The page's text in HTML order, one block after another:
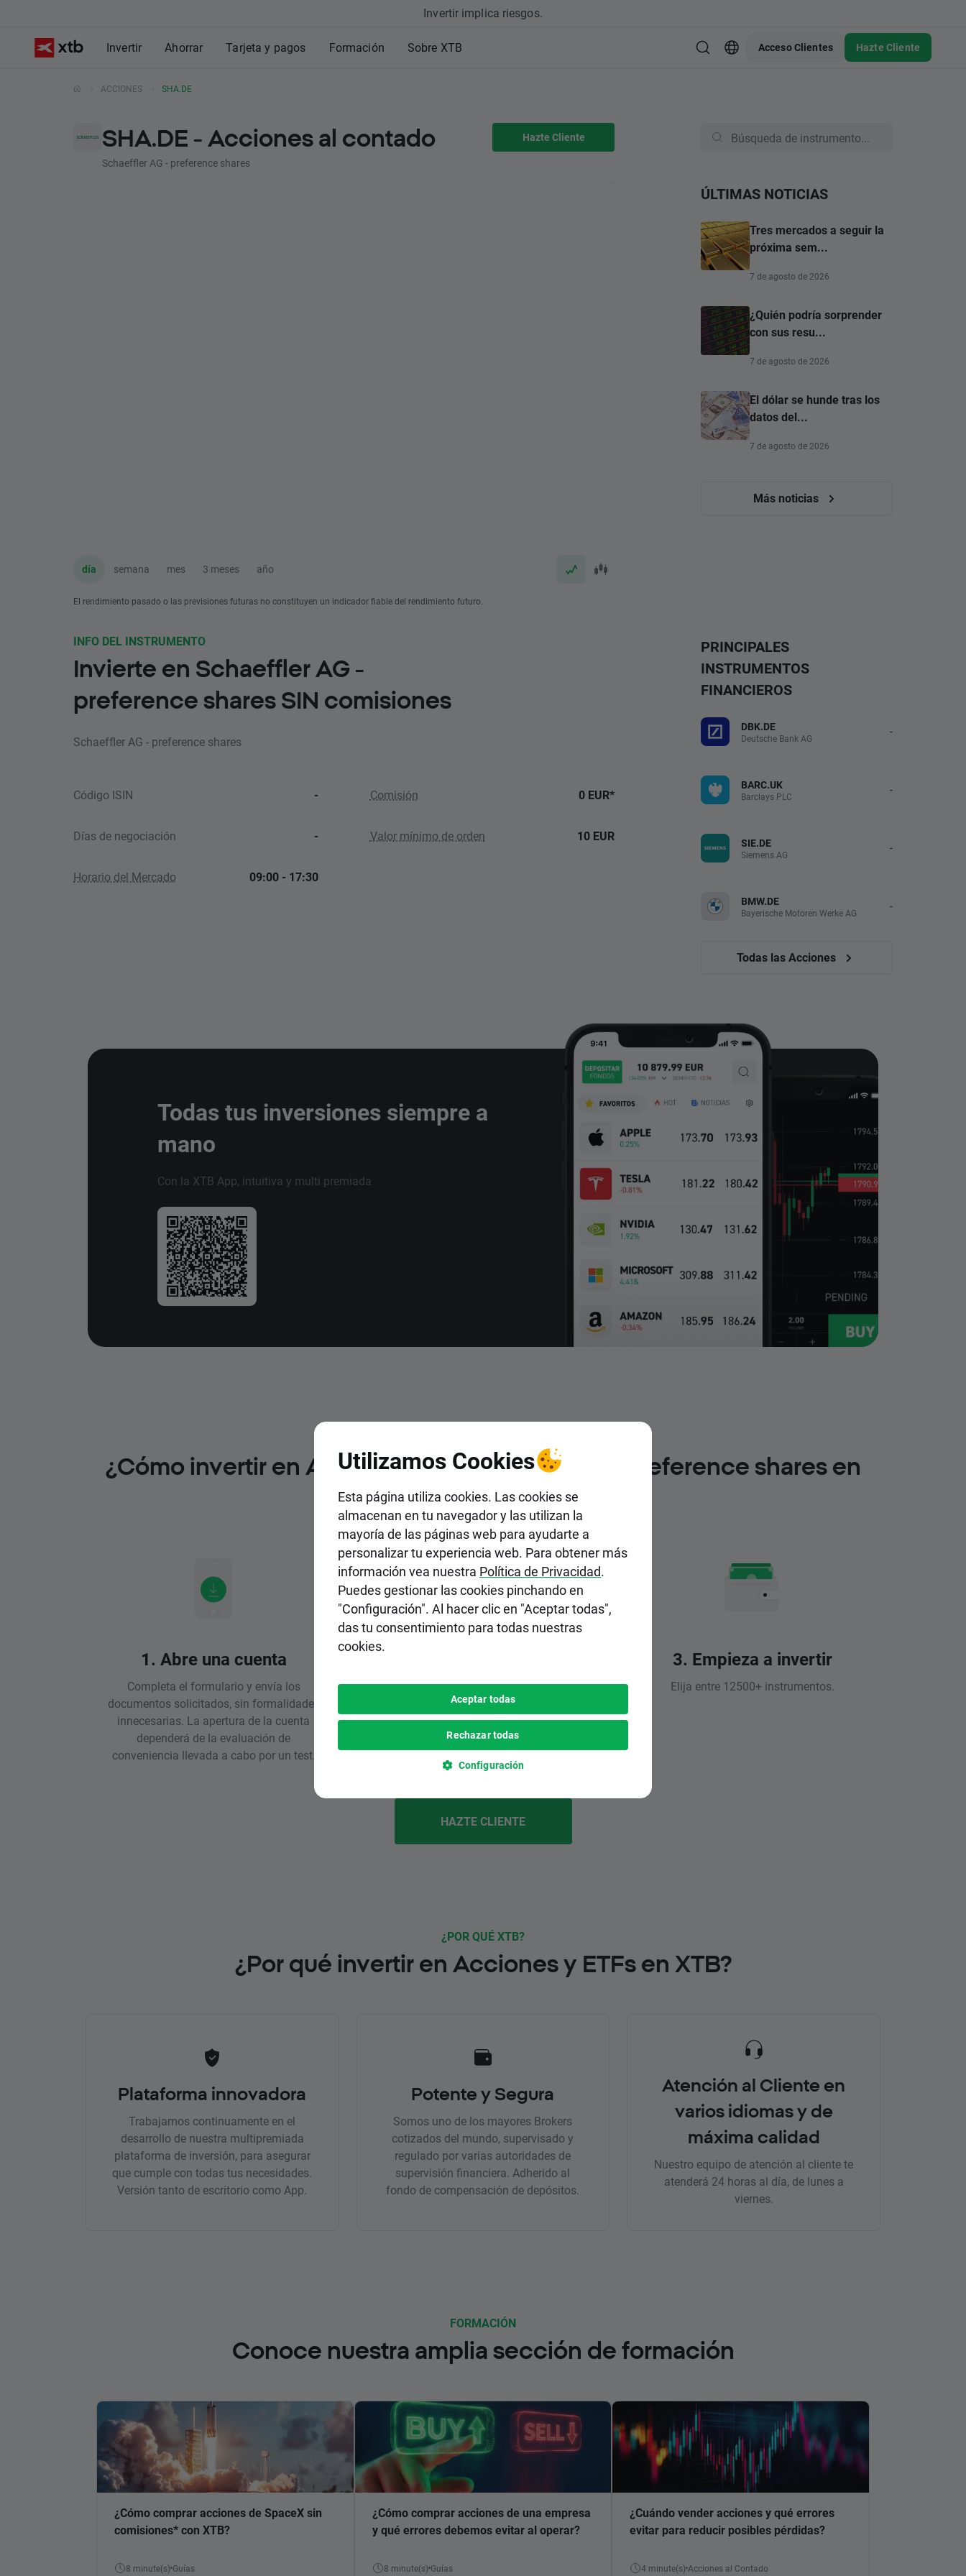
Invertir implica riesgos.
Invertir Ahorrar Tarjeta y pagos Formación Sobre XTB Acceso Clientes Hazte Cliente
ACCIONES SHA.DE
SHA.DE - Acciones al contado
Schaeffler AG - preference shares
Hazte Cliente
día semana mes 3 meses año
El rendimiento pasado o las previsiones futuras no constituyen un indicador fiable del rendimiento futuro.
ÚLTIMAS NOTICIAS
Tres mercados a seguir la
próxima sem...
7 de agosto de 2026
¿Quién podría sorprender
con sus resu...
7 de agosto de 2026
El dólar se hunde tras los
datos del...
7 de agosto de 2026
Más noticias
INFO DEL INSTRUMENTO
Invierte en Schaeffler AG -
preference shares SIN comisiones
Schaeffler AG - preference shares
Código ISIN - Comisión 0 EUR*
Días de negociación - Valor mínimo de orden 10 EUR
Horario del Mercado 09:00 - 17:30
PRINCIPALES
INSTRUMENTOS
FINANCIEROS
DBK.DE
Deutsche Bank AG -
BARC.UK
Barclays PLC -
SIE.DE
Siemens AG -
BMW.DE
Bayerische Motoren Werke AG -
Todas las Acciones
Todas tus inversiones siempre a
mano
Con la XTB App, intuitiva y multi premiada
¿Cómo invertir en Acciones de Schaeffler AG - preference shares en
XTB?
1. Abre una cuenta
Completa el formulario y envía los
documentos solicitados, sin formalidades
innecesarias. La apertura de la cuenta
dependerá de la evaluación de
conveniencia llevada a cabo por un test.
Elige el método de depósito más
conveniente para ti entre varias opciones,
inlcuyendo pagos instantáneos y
gratuitos.
3. Empieza a invertir
Elija entre 12500+ instrumentos.
HAZTE CLIENTE
¿POR QUÉ XTB?
¿Por qué invertir en Acciones y ETFs en XTB?
Plataforma innovadora
Trabajamos continuamente en el
desarrollo de nuestra multipremiada
plataforma de inversión, para asegurar
que cumple con todas tus necesidades.
Versión tanto de escritorio como App.
Potente y Segura
Somos uno de los mayores Brokers
cotizados del mundo, supervisado y
regulado por varias autoridades de
supervisión financiera. Adherido al
fondo de compensación de depósitos.
Atención al Cliente en
varios idiomas y de
máxima calidad
Nuestro equipo de atención al cliente te
atenderá 24 horas al día, de lunes a
viernes.
FORMACIÓN
Conoce nuestra amplia sección de formación
¿Cómo comprar acciones de SpaceX sin
comisiones* con XTB?
8 minute(s) Guías
¿Cómo comprar acciones de una empresa
y qué errores debemos evitar al operar?
8 minute(s) Guías
¿Cuándo vender acciones y qué errores
evitar para reducir posibles pérdidas?
4 minute(s) Acciones al Contado
Utilizamos Cookies
Esta página utiliza cookies. Las cookies se
almacenan en tu navegador y las utilizan la
mayoría de las páginas web para ayudarte a
personalizar tu experiencia web. Para obtener más
información vea nuestra Política de Privacidad.
Puedes gestionar las cookies pinchando en
"Configuración". Al hacer clic en "Aceptar todas",
das tu consentimiento para todas nuestras
cookies.
Aceptar todas
Rechazar todas
Configuración